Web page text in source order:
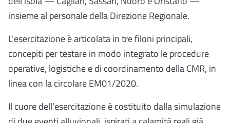
insieme al personale della Direzione Regionale.
L’esercitazione è articolata in tre filoni principali,
concepiti per testare in modo integrato le procedure
operative, logistiche e di coordinamento della CMR, in
linea con la circolare EM01/2020.
Il cuore dell’esercitazione è costituito dalla simulazione